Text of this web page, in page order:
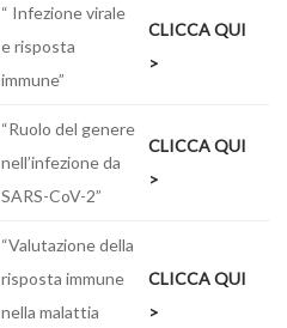
“ Infezione virale
e risposta
immune”
CLICCA QUI
>
“Ruolo del genere
nell’infezione da
SARS-CoV-2”
CLICCA QUI
>
“Valutazione della
risposta immune
nella malattia
CLICCA QUI
>